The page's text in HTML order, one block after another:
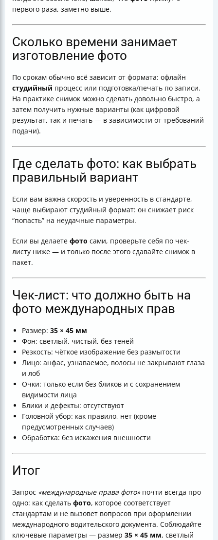
первого раза, заметно выше.
Сколько времени занимает
изготовление фото
По срокам обычно всё зависит от формата: офлайн
студийный процесс или подготовка/печать по записи.
На практике снимок можно сделать довольно быстро, а
затем получить нужные варианты (как цифровой
результат, так и печать — в зависимости от требований
подачи).
Где сделать фото: как выбрать
правильный вариант
Если вам важна скорость и уверенность в стандарте,
чаще выбирают студийный формат: он снижает риск
“попасть” на неудачные параметры.
Если вы делаете фото сами, проверьте себя по чек-
листу ниже — и только после этого сдавайте снимок в
пакет.
Чек-лист: что должно быть на
фото международных прав
Размер: 35 × 45 мм
Фон: светлый, чистый, без теней
Резкость: чёткое изображение без размытости
Лицо: анфас, узнаваемое, волосы не закрывают глаза
и лоб
Очки: только если без бликов и с сохранением
видимости лица
Блики и дефекты: отсутствуют
Головной убор: как правило, нет (кроме
предусмотренных случаев)
Обработка: без искажения внешности
Итог
Запрос «международные права фото»почти всегда про
одно: как сделать фото, которое соответствует
стандартам и не вызовет вопросов при оформлении
международного водительского документа. Соблюдайте
ключевые параметры — размер 35 × 45 мм, светлый